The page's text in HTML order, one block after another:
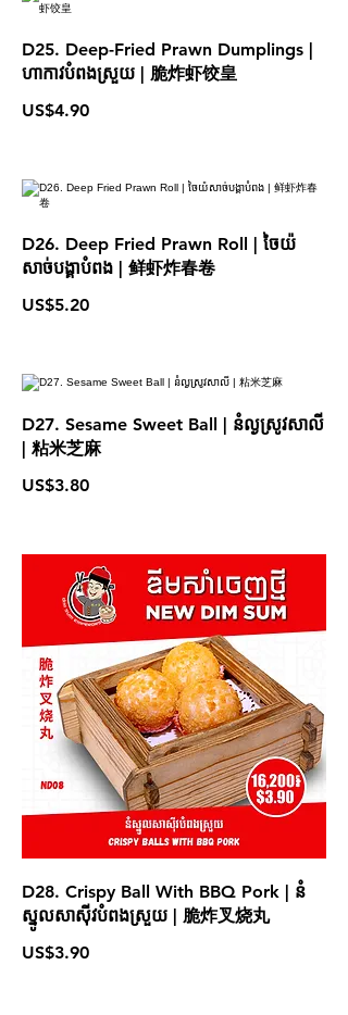
D25. Deep-Fried Prawn Dumplings |
ហាកាវបំពងស្រួយ | 脆炸虾饺皇
US$4.90
D26. Deep Fried Prawn Roll | ចៃយ៉
សាច់បង្គាបំពង | 鲜虾炸春卷
US$5.20
D27. Sesame Sweet Ball | នំល្ងស្រូវសាលី
| 粘米芝麻
US$3.80
D28. Crispy Ball With BBQ Pork | នំ
ស្នូលសាស៊ីវបំពងស្រួយ | 脆炸叉烧丸
US$3.90